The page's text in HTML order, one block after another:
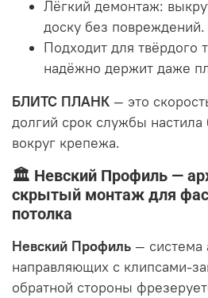
Лёгкий демонтаж:
доску без повреждений.
Подходит для твёрдого
надёжно держит даже
БЛИТС ПЛАНК — это
долгий срок службы настила
вокруг крепежа.
🏛 Невский Профиль —
скрытый монтаж для
потолка
Невский Профиль —
направляющих с клипсами-
обратной стороны